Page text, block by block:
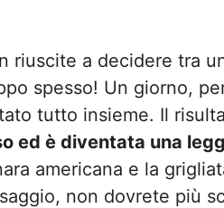
riuscite a decidere tra
spesso! Un giorno,
tutto insieme. Il
ed è diventata una
americana e la
non dovrete più